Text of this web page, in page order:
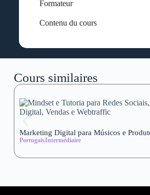
Formateur
Contenu du cours
Cours similaires
Marketing Digital para Músicos e
PortugaisIntermédiaire